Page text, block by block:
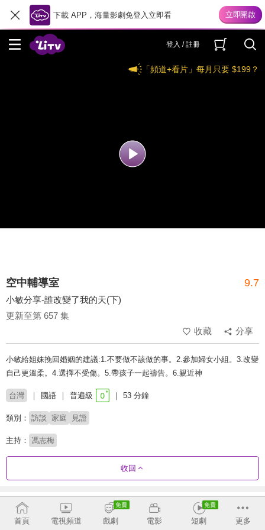
下載 APP，海量影劇免登入立即看
登入 / 註冊
「頻道+看片」每月只要 $199？
空中輔導室 9.7
小敏分享-誰改變了我的天(下)
更新至第 657 集
收藏
分享
小敏給姐妹挽回婚姻的建議:1.不要做不該做的事。2.參加婦女小組。3.改變
自己更溫柔。4.選擇不受傷。5.帶孩子一起禱告。6.親近神
台灣 國語 普遍級 53 分鐘
類別： 訪談 家庭 見證
主持： 馮志梅
收回
劇集列表 反序 收合
632 - 657 587 - 631 542 - 586 497 - 541
首頁 電視頻道 戲劇 電影 短劇 更多